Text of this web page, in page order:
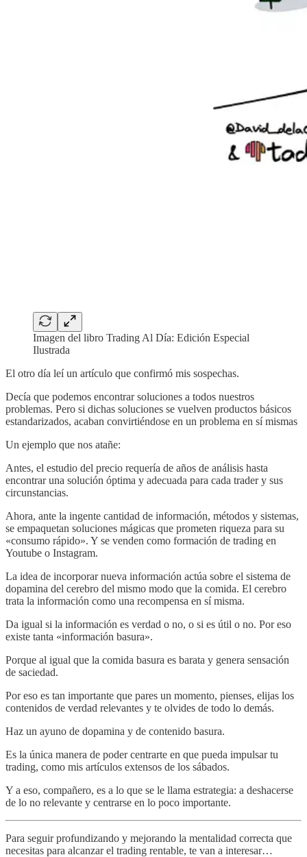
Imagen del libro Trading Al Día: Edición Especial
Ilustrada
El otro día leí un artículo que confirmó mis sospechas.
Decía que podemos encontrar soluciones a todos nuestros
problemas. Pero si dichas soluciones se vuelven productos básicos
estandarizados, acaban convirtiéndose en un problema en sí mismas
Un ejemplo que nos atañe:
Antes, el estudio del precio requería de años de análisis hasta
encontrar una solución óptima y adecuada para cada trader y sus
circunstancias.
Ahora, ante la ingente cantidad de información, métodos y sistemas,
se empaquetan soluciones mágicas que prometen riqueza para su
«consumo rápido». Y se venden como formación de trading en
Youtube o Instagram.
La idea de incorporar nueva información actúa sobre el sistema de
dopamina del cerebro del mismo modo que la comida. El cerebro
trata la información como una recompensa en sí misma.
Da igual si la información es verdad o no, o si es útil o no. Por eso
existe tanta «información basura».
Porque al igual que la comida basura es barata y genera sensación
de saciedad.
Por eso es tan importante que pares un momento, pienses, elijas los
contenidos de verdad relevantes y te olvides de todo lo demás.
Haz un ayuno de dopamina y de contenido basura.
Es la única manera de poder centrarte en que pueda impulsar tu
trading, como mis artículos extensos de los sábados.
Y a eso, compañero, es a lo que se le llama estrategia: a deshacerse
de lo no relevante y centrarse en lo poco importante.
Para seguir profundizando y mejorando la mentalidad correcta que
necesitas para alcanzar el trading rentable, te van a interesar…